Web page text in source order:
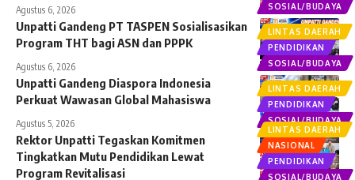
SOSIAL/BUDAYA
Agustus 6, 2026
LINTAS DAERAH
PENDIDIKAN
SOSIAL/BUDAYA
Unpatti Gandeng PT TASPEN Sosialisasikan
Program THT bagi ASN dan PPPK
Agustus 6, 2026
LINTAS DAERAH
PENDIDIKAN
SOSIAL/BUDAYA
Unpatti Gandeng Diaspora Indonesia
Perkuat Wawasan Global Mahasiswa
Agustus 5, 2026
LINTAS DAERAH
NASIONAL
PENDIDIKAN
SOSIAL/BUDAYA
Rektor Unpatti Tegaskan Komitmen
Tingkatkan Mutu Pendidikan Lewat
Program Revitalisasi